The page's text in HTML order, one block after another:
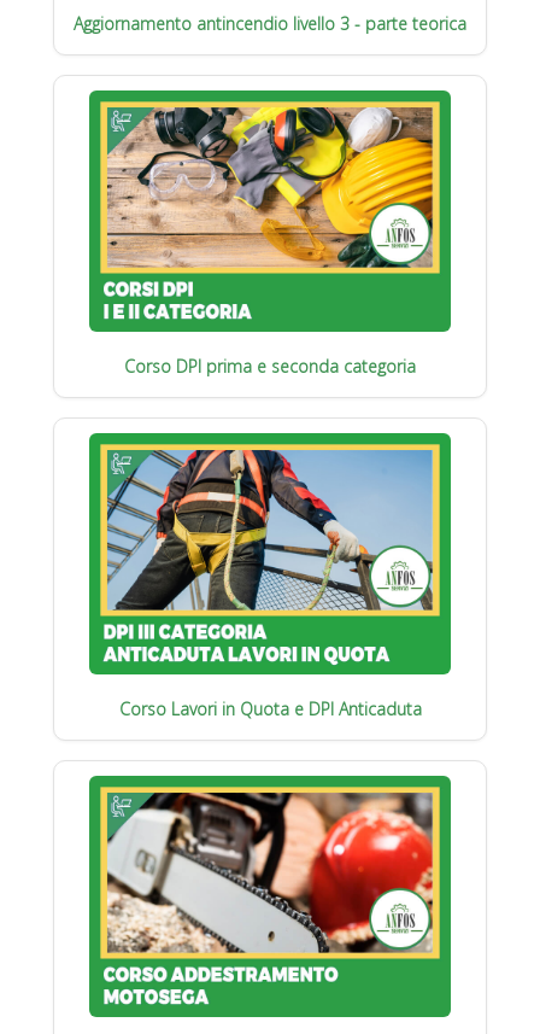
Aggiornamento antincendio livello 3 - parte teorica
Corso DPI prima e seconda categoria
Corso Lavori in Quota e DPI Anticaduta